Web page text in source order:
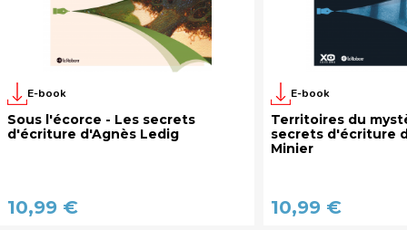
E-book
Sous l'écorce - Les secrets
d'écriture d'Agnès Ledig
10,99 €
E-book
Territoires du
secrets d'écriture
Minier
10,99 €